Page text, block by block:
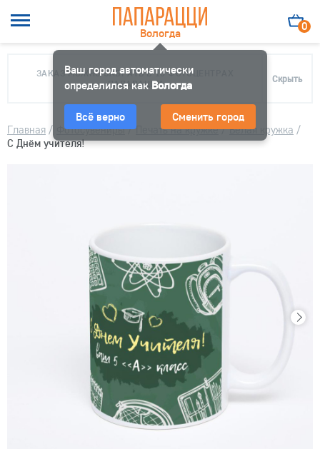
Вологда
Ваш город автоматически
определился как Вологда
Всё верно Сменить город
0
ЗАКАЗ МОЖНО ЗАБРАТЬ В 10 ФОТОЦЕНТРАХ
ПАПАРАЦЦИ
Скрыть
Главная / Фотосувениры/ Печать на кружке/ Белая кружка /
С Днём учителя!